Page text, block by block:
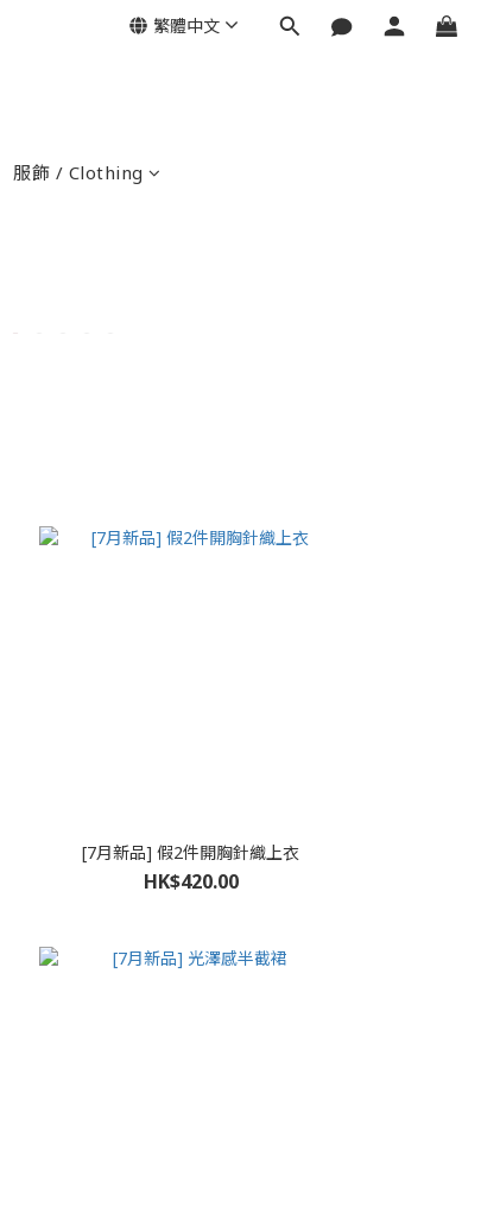
服飾 / Clothing
繁體中文
[7月新品] 假2件開胸針織上衣
HK$420.00